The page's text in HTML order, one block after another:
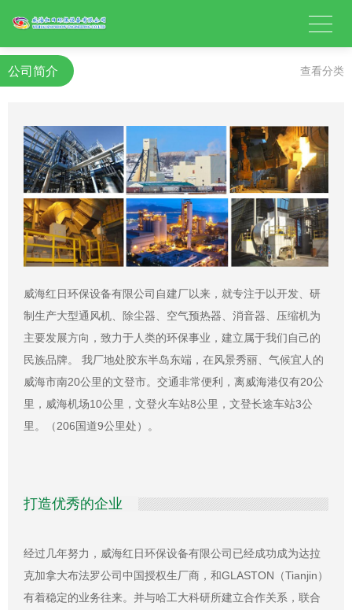
公司简介 查看分类
威海红日环保设备有限公司自建厂以来，就专注于以开发、研
制生产大型通风机、除尘器、空气预热器、消音器、压缩机为
主要发展方向，致力于人类的环保事业，建立属于我们自己的
民族品牌。 我厂地处胶东半岛东端，在风景秀丽、气候宜人的
威海市南20公里的文登市。交通非常便利，离威海港仅有20公
里，威海机场10公里，文登火车站8公里，文登长途车站3公
里。（206国道9公里处）。
打造优秀的企业
经过几年努力，威海红日环保设备有限公司已经成功成为达拉
克加拿大布法罗公司中国授权生厂商，和GLASTON（Tianjin）
有着稳定的业务往来。并与哈工大科研所建立合作关系，联合